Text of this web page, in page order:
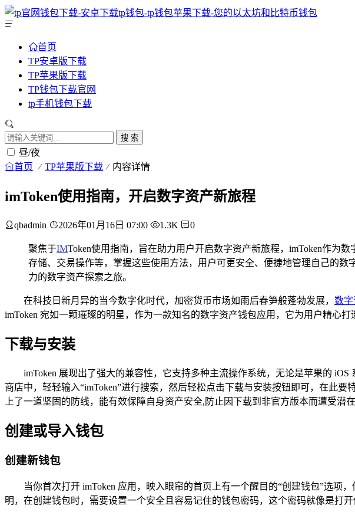
首页
TP安卓版下载
TP苹果版下载
TP钱包下载官网
tp手机钱包下载
搜 索
昼/夜
首页 TP苹果版下载 内容详情
imToken使用指南，开启数字资产新旅程
qbadmin 2026年01月16日 07:00 1.3K 0
聚焦于IMToken使用指南，旨在助力用户开启数字资产新旅程，imToken作为
存储、交易操作等，掌握这些使用方法，用户可更安全、便捷地管理自己的
力的数字资产探索之旅。
在科技日新月异的当今数字化时代，加密货币市场如雨后春笋般蓬勃发展， 数字
imToken 宛如一颗璀璨的明星，作为一款知名的数字资产钱包应用，它为用户精心
下载与安装
imToken 展现出了强大的兼容性，它支持多种主流操作系统，无论是苹果的
商店中，轻轻输入“imToken”进行搜索，然后轻松点击下载与安装按钮即可，在此
上了一道坚固的防线，能有效保障自身资产安全,防止因下载到非官方版本而遭受潜在
创建或导入钱包
创建新钱包
当你首次打开 imToken 应用，映入眼帘的首页上有一个醒目的“创建钱包”选
明，在创建钱包时，需要设置一个安全且容易记住的钱包密码，这个密码就像是打